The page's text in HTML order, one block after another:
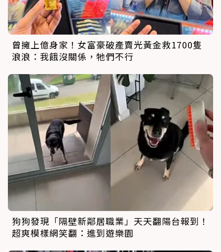
曾擁上億身家！女富豪破產賣光黃金救1700隻
浪浪：我餓沒關係，牠們不行
狗狗發現「隔壁新鄰居職業」天天翻陽台報到！
超爽模樣網笑翻：進到遊樂園